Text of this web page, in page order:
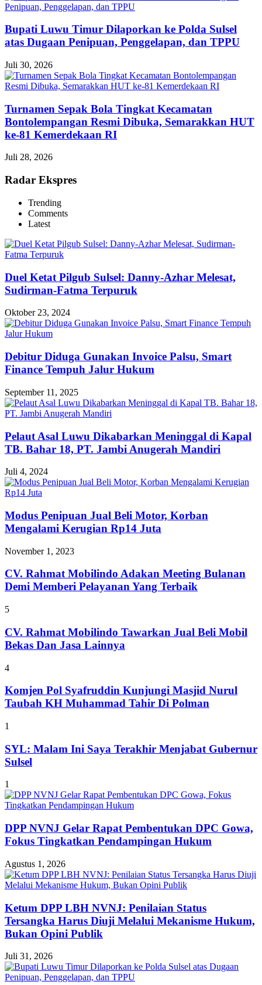
Bupati Luwu Timur Dilaporkan ke Polda Sulsel
atas Dugaan Penipuan, Penggelapan, dan TPPU
Juli 30, 2026
Turnamen Sepak Bola Tingkat Kecamatan
Bontolempangan Resmi Dibuka, Semarakkan HUT
ke-81 Kemerdekaan RI
Juli 28, 2026
Radar Ekspres
Trending
Comments
Latest
Duel Ketat Pilgub Sulsel: Danny-Azhar Melesat,
Sudirman-Fatma Terpuruk
Oktober 23, 2024
Debitur Diduga Gunakan Invoice Palsu, Smart
Finance Tempuh Jalur Hukum
September 11, 2025
Pelaut Asal Luwu Dikabarkan Meninggal di Kapal
TB. Bahar 18, PT. Jambi Anugerah Mandiri
Juli 4, 2024
Modus Penipuan Jual Beli Motor, Korban
Mengalami Kerugian Rp14 Juta
November 1, 2023
CV. Rahmat Mobilindo Adakan Meeting Bulanan
Demi Memberi Pelayanan Yang Terbaik
5
CV. Rahmat Mobilindo Tawarkan Jual Beli Mobil
Bekas Dan Jasa Lainnya
4
Komjen Pol Syafruddin Kunjungi Masjid Nurul
Taubah KH Muhammad Tahir Di Polman
1
SYL: Malam Ini Saya Terakhir Menjabat Gubernur
Sulsel
1
DPP NVNJ Gelar Rapat Pembentukan DPC Gowa,
Fokus Tingkatkan Pendampingan Hukum
Agustus 1, 2026
Ketum DPP LBH NVNJ: Penilaian Status
Tersangka Harus Diuji Melalui Mekanisme Hukum,
Bukan Opini Publik
Juli 31, 2026